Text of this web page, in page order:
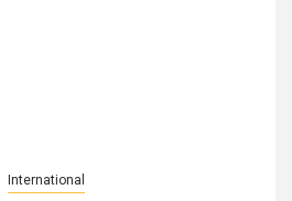
International